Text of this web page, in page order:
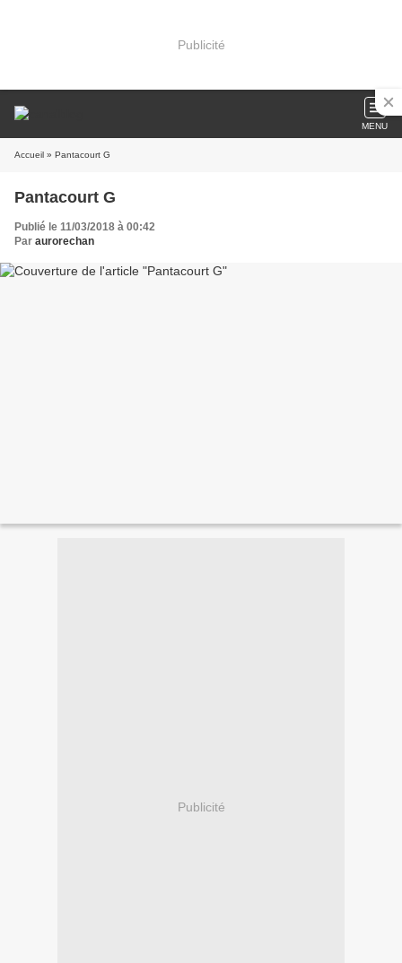
Publicité
MENU
Accueil » Pantacourt G
Pantacourt G
Publié le 11/03/2018 à 00:42
Par aurorechan
Publicité